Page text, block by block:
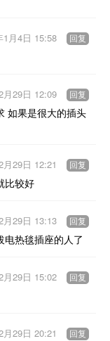
1月4日 15:58 回复
如果是很大的插头
月29日 12:09 回复
比较好
月29日 12:21 回复
热毯插座的人了
月29日 13:13 回复
月29日 15:02 回复
月29日 20:21 回复